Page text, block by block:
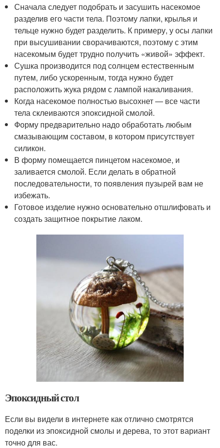
Сначала следует подобрать и засушить насекомое
разделив его части тела. Поэтому лапки, крылья и
тельце нужно будет разделить. К примеру, у осы лапки
при высушивании сворачиваются, поэтому с этим
насекомым будет трудно получить «живой» эффект.
Сушка производится под солнцем естественным
путем, либо ускоренным, тогда нужно будет
расположить жука рядом с лампой накаливания.
Когда насекомое полностью высохнет — все части
тела склеиваются эпоксидной смолой.
Форму предварительно надо обработать любым
смазывающим составом, в котором присутствует
силикон.
В форму помещается пинцетом насекомое, и
заливается смолой. Если делать в обратной
последовательности, то появления пузырей вам не
избежать.
Готовое изделие нужно основательно отшлифовать и
создать защитное покрытие лаком.
Эпоксидный стол
Если вы видели в интернете как отлично смотрятся
поделки из эпоксидной смолы и дерева, то этот вариант
точно для вас.